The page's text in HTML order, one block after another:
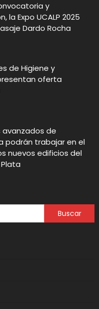
y
la Expo UCALP 2025
Dardo Rocha
de Higiene y
oferta
avanzados de
podrán trabajar en el
nuevos edificios del
Plata